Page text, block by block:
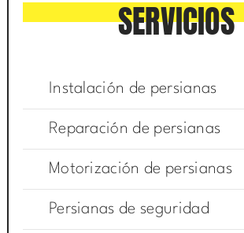
SERVICIOS
Instalación de persianas
Reparación de persianas
Motorización de persianas
Persianas de seguridad